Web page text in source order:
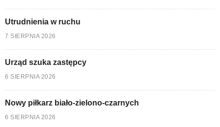
Utrudnienia w ruchu
7 SIERPNIA 2026
Urząd szuka zastępcy
6 SIERPNIA 2026
Nowy piłkarz biało-zielono-czarnych
6 SIERPNIA 2026